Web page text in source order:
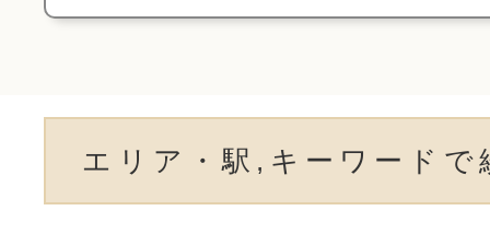
エリア・駅,キーワードで